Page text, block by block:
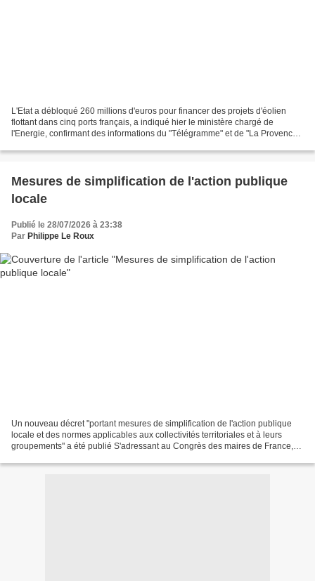
L'Etat a débloqué 260 millions d'euros pour financer des projets d'éolien
flottant dans cinq ports français, a indiqué hier le ministère chargé de
l'Energie, confirmant des informations du "Télégramme" et de "La Provence".
Mesures de simplification de l'action publique
locale
Publié le 28/07/2026 à 23:38
Par Philippe Le Roux
Un nouveau décret "portant mesures de simplification de l'action publique
locale et des normes applicables aux collectivités territoriales et à leurs
groupements" a été publié S'adressant au Congrès des maires de France,